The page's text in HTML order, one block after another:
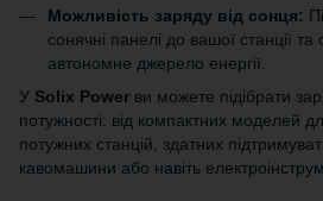
Можливість заряду від сонця:
сонячні панелі до вашої станції
автономне джерело енергії.
У Solix Power ви можете підібрати
потужності: від компактних моделей
потужних станцій, здатних
кавомашини або навіть